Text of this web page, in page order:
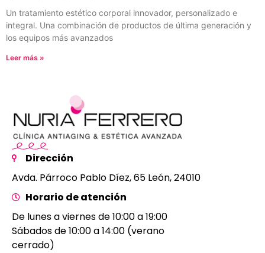
Un tratamiento estético corporal innovador, personalizado e
integral. Una combinación de productos de última generación y
los equipos más avanzados
Leer más »
Dirección
Avda. Párroco Pablo Díez, 65 León, 24010
Horario de atención
De lunes a viernes de 10:00 a 19:00
Sábados de 10:00 a 14:00 (verano
cerrado)